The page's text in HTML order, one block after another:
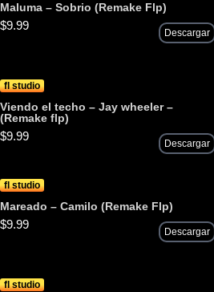
Maluma – Sobrio (Remake Flp)
$9.99
Descargar
fl studio
Viendo el techo – Jay wheeler –
(Remake flp)
$9.99
Descargar
fl studio
Mareado – Camilo (Remake Flp)
$9.99
Descargar
fl studio